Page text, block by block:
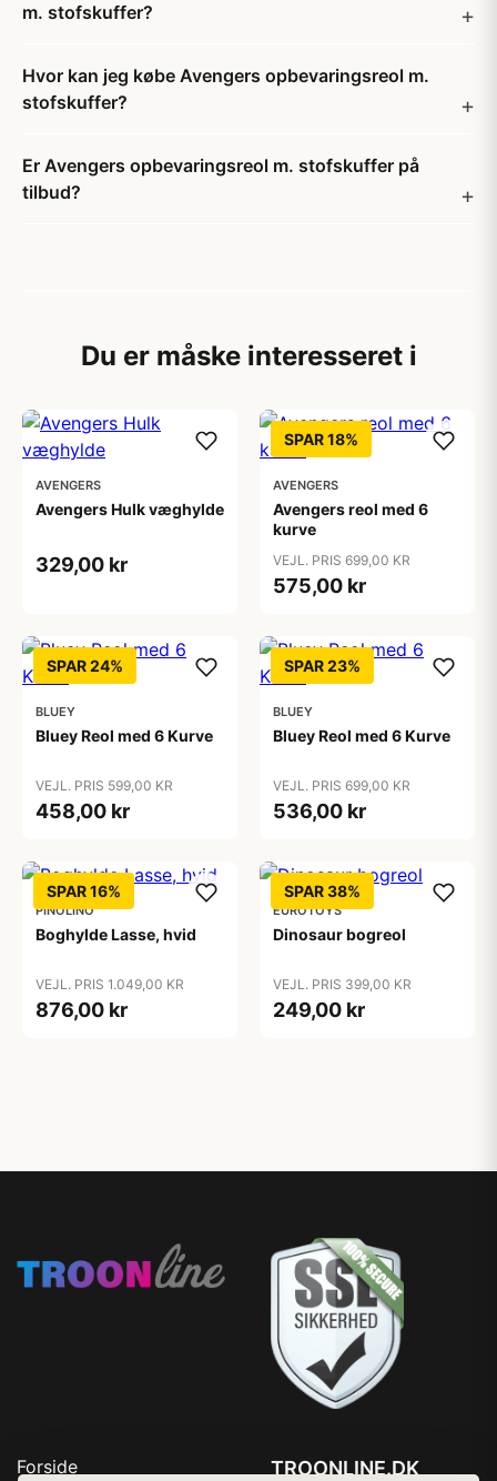
m. stofskuffer?
Hvor kan jeg købe Avengers opbevaringsreol m.
stofskuffer?
Er Avengers opbevaringsreol m. stofskuffer på
tilbud?
Du er måske interesseret i
AVENGERS
Avengers Hulk væghylde
329,00 kr
SPAR 18%
AVENGERS
Avengers reol med 6
kurve
VEJL. PRIS 699,00 KR
575,00 kr
SPAR 24%
BLUEY
Bluey Reol med 6 Kurve
VEJL. PRIS 599,00 KR
458,00 kr
SPAR 23%
BLUEY
Bluey Reol med 6 Kurve
VEJL. PRIS 699,00 KR
536,00 kr
SPAR 16%
PINOLINO
Boghylde Lasse, hvid
VEJL. PRIS 1.049,00 KR
876,00 kr
SPAR 38%
EUROTOYS
Dinosaur bogreol
VEJL. PRIS 399,00 KR
249,00 kr
Forside TROONLINE.DK